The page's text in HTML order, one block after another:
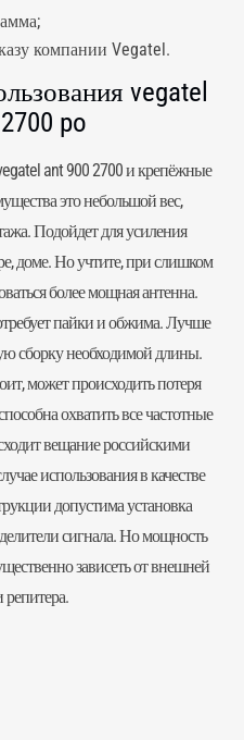
компании Vegatel.
vegatel
po
ant 900 2700 и крепёжные
это небольшой вес,
Подойдет для усиления
доме. Но учтите, при слишком
более мощная антенна.
пайки и обжима. Лучше
сборку необходимой длины.
может происходить потеря
охватить все частотные
вещание российскими
использования в качестве
допустима установка
сигнала. Но мощность
зависеть от внешней